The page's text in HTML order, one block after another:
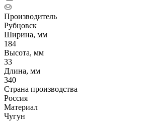
Производитель
Рубцовск
Ширина, мм
184
Высота, мм
33
Длина, мм
340
Страна производства
Россия
Материал
Чугун